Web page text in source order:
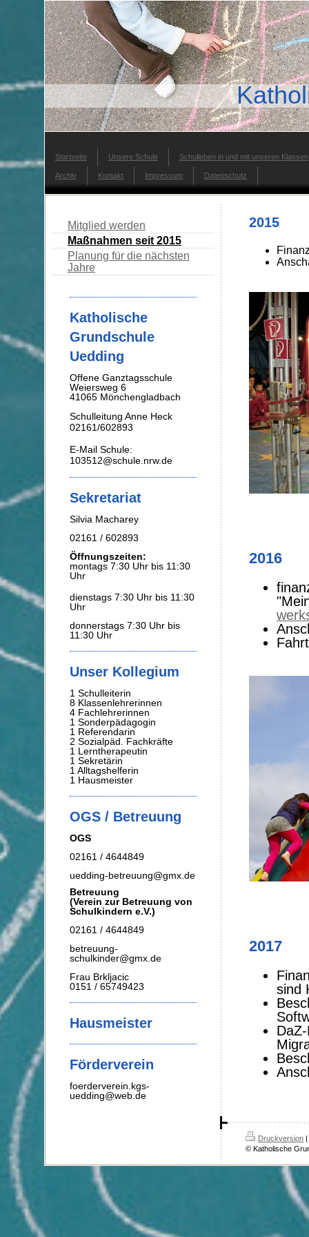
Startseite Unsere Schule Schulleben in und mit unseren Klassen
Archiv Kontakt Impressum Datenschutz
Mitglied werden
Maßnahmen seit 2015
Planung für die nächsten
Jahre
Katholische
Grundschule
Uedding
Offene Ganztagsschule
Weiersweg 6
41065 Mönchengladbach
Schulleitung Anne Heck
02161/602893
E-Mail Schule:
103512@schule.nrw.de
Sekretariat
Silvia Macharey
02161 / 602893
Öffnungszeiten:
montags 7:30 Uhr bis 11:30
Uhr
dienstags 7:30 Uhr bis 11:30
Uhr
donnerstags 7:30 Uhr bis
11:30 Uhr
Unser Kollegium
1 Schulleiterin
8 Klassenlehrerinnen
4 Fachlehrerinnen
1 Sonderpädagogin
1 Referendarin
2 Sozialpäd. Fachkräfte
1 Lerntherapeutin
1 Sekretärin
1 Alltagshelferin
1 Hausmeister
OGS / Betreuung
OGS
02161 / 4644849
uedding-betreuung@gmx.de
Betreuung
(Verein zur Betreuung von
Schulkindern e.V.)
02161 / 4644849
betreuung-
schulkinder@gmx.de
Frau Brkljacic
0151 / 65749423
Hausmeister
Förderverein
foerderverein.kgs-
uedding@web.de
2015
2016
2017
sind
Druckversion |
© Katholische